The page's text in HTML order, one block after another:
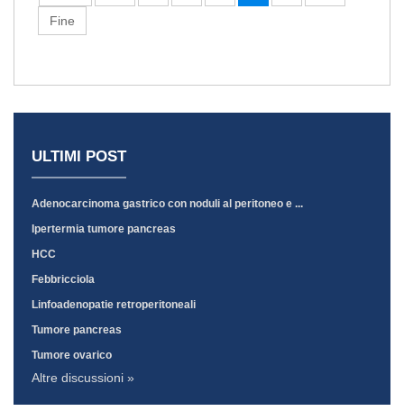
Fine
ULTIMI POST
Adenocarcinoma gastrico con noduli al peritoneo e ...
Ipertermia tumore pancreas
HCC
Febbricciola
Linfoadenopatie retroperitoneali
Tumore pancreas
Tumore ovarico
Altre discussioni »